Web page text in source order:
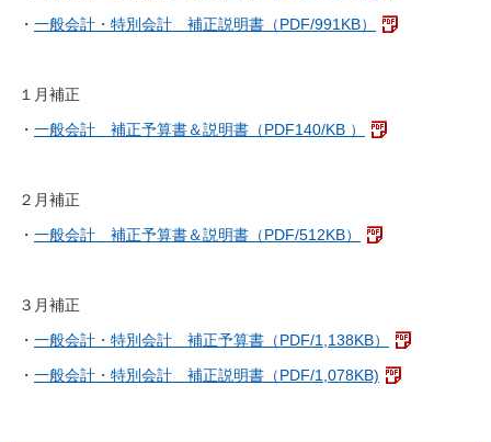
・ 一般会計・特別会計 補正説明書（PDF/991KB）
１月補正
・ 一般会計 補正予算書＆説明書（PDF140/KB ）
２月補正
・ 一般会計 補正予算書＆説明書（PDF/512KB）
３月補正
・ 一般会計・特別会計 補正予算書（PDF/1,138KB）
・ 一般会計・特別会計 補正説明書（PDF/1,078KB)